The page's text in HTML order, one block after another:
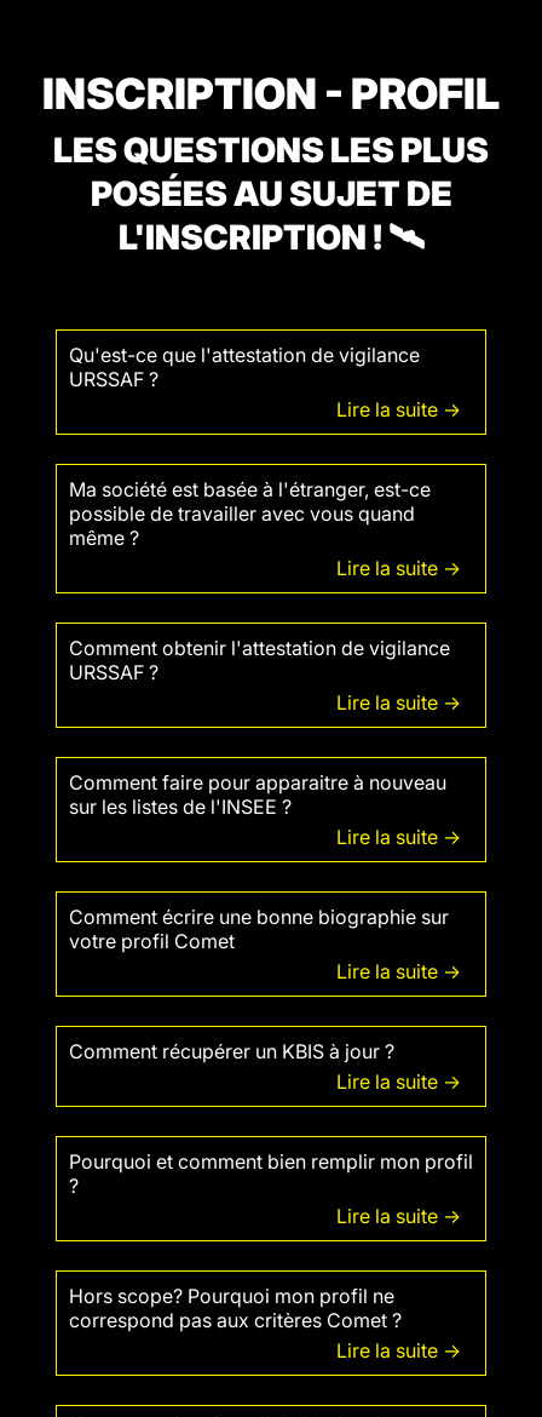
INSCRIPTION - PROFIL
LES QUESTIONS LES PLUS
POSÉES AU SUJET DE
L'INSCRIPTION ! 🛰
Qu'est-ce que l'attestation de vigilance
URSSAF ?
Lire la suite ->
Ma société est basée à l'étranger, est-ce
possible de travailler avec vous quand
même ?
Lire la suite ->
Comment obtenir l'attestation de vigilance
URSSAF ?
Lire la suite ->
Comment faire pour apparaitre à nouveau
sur les listes de l'INSEE ?
Lire la suite ->
Comment écrire une bonne biographie sur
votre profil Comet
Lire la suite ->
Comment récupérer un KBIS à jour ?
Lire la suite ->
Pourquoi et comment bien remplir mon profil
?
Lire la suite ->
Hors scope? Pourquoi mon profil ne
correspond pas aux critères Comet ?
Lire la suite ->